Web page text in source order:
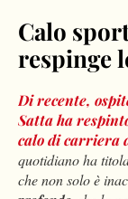
Calo
respinge
Di recente,
Satta ha
calo di carriera
quotidiano ha
che non solo è